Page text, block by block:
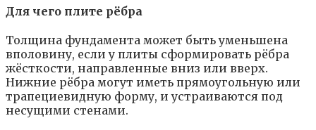
Для чего плите рёбра
Толщина фундамента может быть уменьшена
вполовину, если у плиты сформировать рёбра
жёсткости, направленные вниз или вверх.
Нижние рёбра могут иметь прямоугольную или
трапециевидную форму, и устраиваются под
несущими стенами.